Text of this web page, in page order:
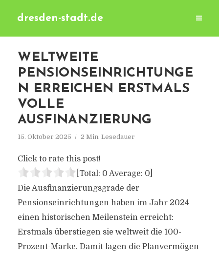
dresden-stadt.de
WELTWEITE
PENSIONSEINRICHTUNGE
N ERREICHEN ERSTMALS
VOLLE
AUSFINANZIERUNG
15. Oktober 2025 2 Min. Lesedauer
Click to rate this post!
[Total: 0 Average: 0]
Die Ausfinanzierungsgrade der
Pensionseinrichtungen haben im Jahr 2024
einen historischen Meilenstein erreicht:
Erstmals überstiegen sie weltweit die 100-
Prozent-Marke. Damit lagen die Planvermögen